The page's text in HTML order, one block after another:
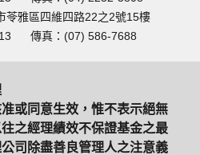
苓雅區四維四路22之2號15樓
傳真：(07) 586-7688
或同意生效，惟不表示絕無
之經理績效不保證基金之最
司除盡善良管理人之注意義